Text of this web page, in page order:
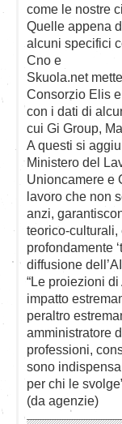
come le nostre
Quelle appena
alcuni specifici
Cno e
Skuola.net
Consorzio Elis
con i dati di
cui Gi Group,
A questi si
Ministero del
Unioncamere e
lavoro che non
anzi,
teorico-culturali,
profondamente
diffusione
“Le proiezioni
impatto
peraltro
amministratore
professioni,
sono
per chi le
(da agenzie)